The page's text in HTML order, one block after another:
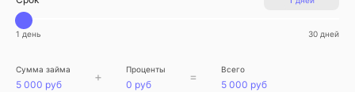
1 день 30 дней
Сумма займа
5 000 руб
+ Проценты
0 руб
= Всего
5 000 руб